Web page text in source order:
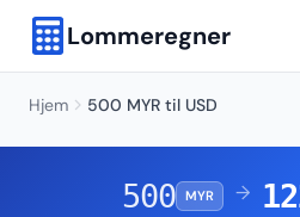
Lommeregner
Hjem 500 MYR til USD
500 MYR →